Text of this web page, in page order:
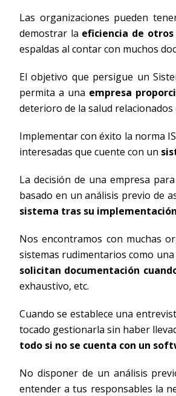
Las organizaciones pueden
demostrar la eficiencia de
espaldas al contar con muchos
El objetivo que persigue un
permita a una empresa
deterioro de la salud
Implementar con éxito la norma
interesadas que cuente con un
La decisión de una empresa
basado en un análisis previo de
sistema tras su implementación
Nos encontramos con muchas
sistemas rudimentarios como
solicitan documentación
exhaustivo, etc.
Cuando se establece una
tocado gestionarla sin haber
todo si no se cuenta con un
No disponer de un análisis
entender a tus responsables la